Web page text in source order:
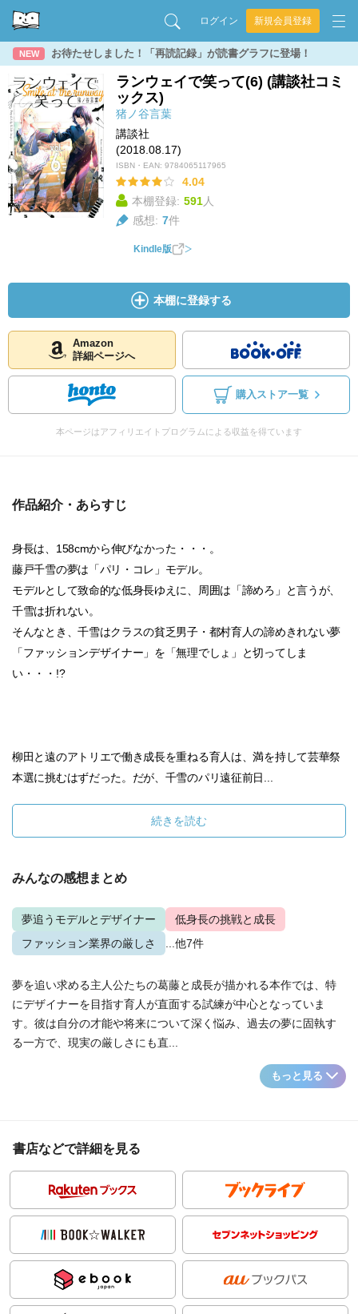
ログイン 新規会員登録
NEW お待たせしました！「再読記録」が読書グラフに登場！
ランウェイで笑って(6) (講談社コミ
ックス)
猪ノ谷言葉
講談社
(2018.08.17)
ISBN・EAN: 9784065117965
4.04
本棚登録: 591人
感想: 7件
Kindle版
本棚に登録する
Amazon
詳細ページへ
購入ストア一覧
本ページはアフィリエイトプログラムによる収益を得ています
作品紹介・あらすじ
身長は、158cmから伸びなかった・・・。
藤戸千雪の夢は「パリ・コレ」モデル。
モデルとして致命的な低身長ゆえに、周囲は「諦めろ」と言うが、
千雪は折れない。
そんなとき、千雪はクラスの貧乏男子・都村育人の諦めきれない夢
「ファッションデザイナー」を「無理でしょ」と切ってしま
い・・・!?
柳田と遠のアトリエで働き成長を重ねる育人は、満を持して芸華祭
本選に挑むはずだった。だが、千雪のパリ遠征前日...
続きを読む
みんなの感想まとめ
夢追うモデルとデザイナー
低身長の挑戦と成長
ファッション業界の厳しさ
...他7件
夢を追い求める主人公たちの葛藤と成長が描かれる本作では、特
にデザイナーを目指す育人が直面する試練が中心となっていま
す。彼は自分の才能や将来について深く悩み、過去の夢に固執す
る一方で、現実の厳しさにも直...
もっと見る
書店などで詳細を見る